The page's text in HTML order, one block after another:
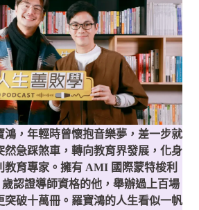
鴻，年輕時曾懷抱音樂夢，差一步就
然急踩煞車，轉向教育界發展，化身
教育專家。擁有 AMI 國際蒙特梭利
歲認證導師資格的他，舉辦過上百場
突破十萬冊。羅寶鴻的人生看似一帆